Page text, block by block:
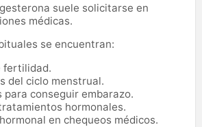
suele solicitarse en
médicas.
se encuentran:
fertilidad.
del ciclo menstrual.
para conseguir embarazo.
hormonales.
en chequeos médicos.